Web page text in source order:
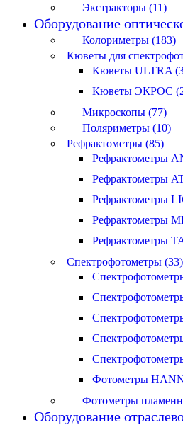
Экстракторы (11)
Оборудование
Колориметры (183)
Кюветы для
Кюветы ULTRA
Кюветы ЭКРОС
Микроскопы (77)
Поляриметры (10)
Рефрактометры (85)
Рефрактометры
Рефрактометры
Рефрактометры
Рефрактометры
Рефрактометры
Спектрофотометры (33)
Фотометры
Фотометры
Оборудование